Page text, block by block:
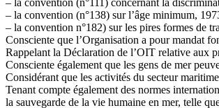
– la convention (n°111) concernant la
– la convention (n°138) sur l’âge minimum,
– la convention n°182) sur les pires formes de
Consciente que l’Organisation a pour mandat
Rappelant la Déclaration de l’OIT relative aux
Consciente également que les gens de mer
Considérant que les activités du secteur
Tenant compte également des normes
la sauvegarde de la vie humaine en mer, telle